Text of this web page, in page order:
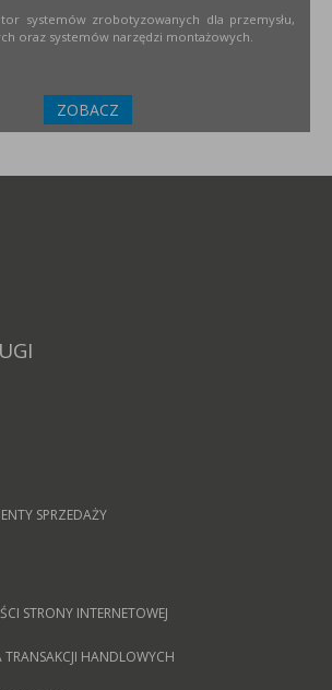
systemów zrobotyzowanych dla przemysłu,
oraz systemów narzędzi montażowych.
ZOBACZ
SPRZEDAŻY
STRONY INTERNETOWEJ
HANDLOWYCH